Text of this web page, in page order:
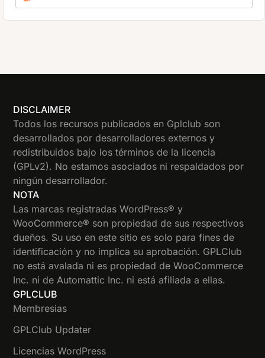
DISCLAIMER
Todos los recursos publicados en Gplclub son
desarrollados por desarrolladores externos y
redistribuidos bajo los términos de la licencia
(GPLv2). No estamos asociados ni respaldados por
ningún desarrollador.
NOTA
Las marcas registradas WordPress® y
WooCommerce® son propiedad de sus respectivos
dueños. Su uso en este sitio es solo para fines de
identificación y no implica su aprobación. GPLClub
no está avalada ni es propiedad de WooCommerce
Inc. ni de Automattic Inc. ni está afiliada a ellas.
GPLCLUB
Membresias
GPLClub Updater
Licencias WordPress